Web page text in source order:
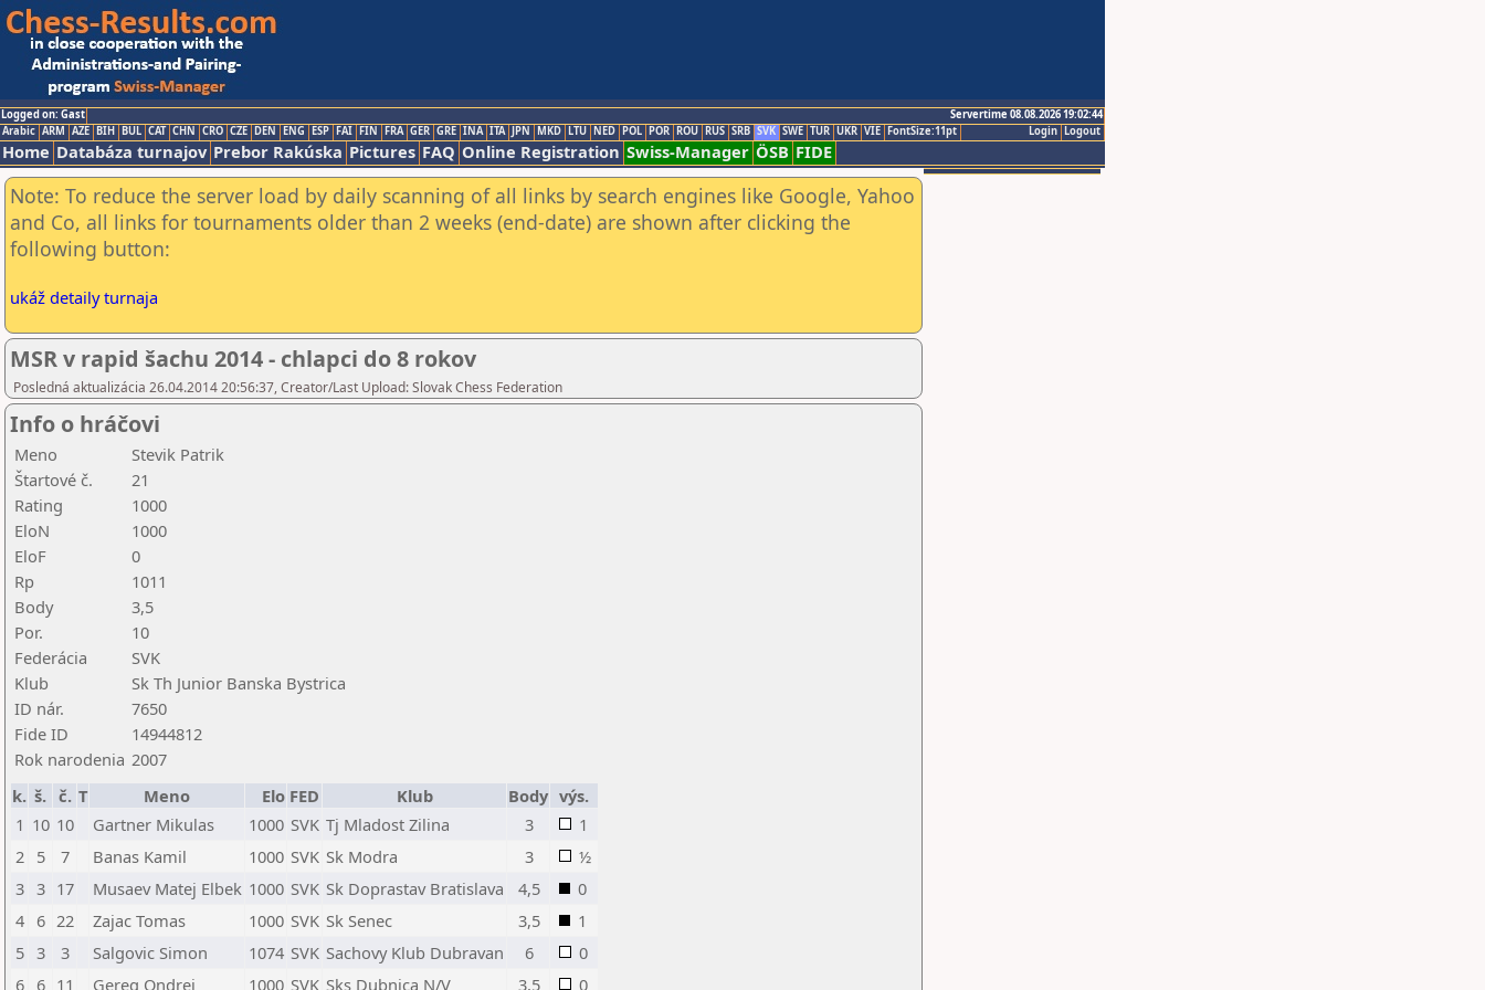
Logged on: Gast
Servertime 08.08.2026 19:02:44
Logout
Login
Arabic ARM AZE BIH BUL CAT CHN CRO CZE DEN ENG ESP FAI FIN FRA GER GRE INA ITA JPN MKD LTU NED POL POR ROU RUS SRB SVK SWE TUR UKR VIE FontSize:11pt
Home Databáza turnajov Prebor Rakúska Pictures FAQ Online Registration Swiss-Manager ÖSB FIDE
Note: To reduce the server load by daily scanning of all links by search engines like Google, Yahoo
and Co, all links for tournaments older than 2 weeks (end-date) are shown after clicking the
following button:
ukáž detaily turnaja
MSR v rapid šachu 2014 - chlapci do 8 rokov
Posledná aktualizácia 26.04.2014 20:56:37, Creator/Last Upload: Slovak Chess Federation
Info o hráčovi
Meno
Stevik Patrik
Štartové č.
21
Rating
1000
EloN
1000
EloF
0
Rp
1011
Body
3,5
Por.
10
Federácia
SVK
Klub
Sk Th Junior Banska Bystrica
ID nár.
7650
Fide ID
14944812
Rok narodenia 2007
k. š. č. T Meno Elo FED Klub Body výs.
1 10 10 Gartner Mikulas 1000 SVK Tj Mladost Zilina 3
1
2 5 7 Banas Kamil 1000 SVK Sk Modra 3
½
3 3 17 Musaev Matej Elbek 1000 SVK Sk Doprastav Bratislava 4,5
0
4 6 22 Zajac Tomas 1000 SVK Sk Senec 3,5
1
5 3 3 Salgovic Simon 1074 SVK Sachovy Klub Dubravan 6
0
6 6 11 Gereg Ondrej 1000 SVK Sks Dubnica N/V 3,5 0